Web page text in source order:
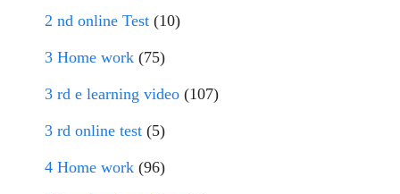
2 nd online Test (10)
3 Home work (75)
3 rd e learning video (107)
3 rd online test (5)
4 Home work (96)